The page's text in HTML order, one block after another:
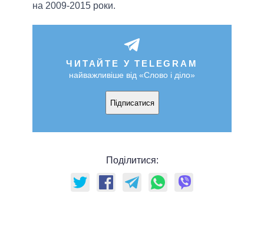
на 2009-2015 роки.
ЧИТАЙТЕ У TELEGRAM
найважливіше від «Слово і діло»
Підписатися
Поділитися: